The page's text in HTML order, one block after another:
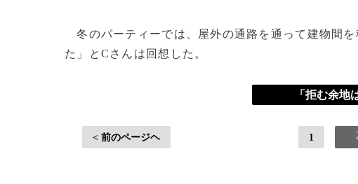
冬のパーティーでは、屋外の通路を通って建物間
た」とCさんは回想した。
「拒む余地
< 前のページヘ 1